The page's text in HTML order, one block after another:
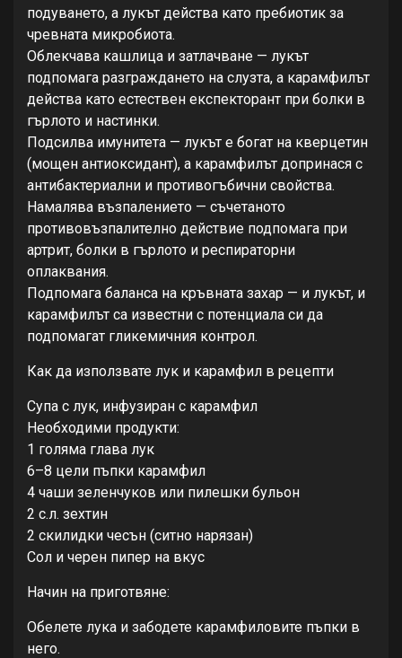
подуването, а лукът действа като пребиотик за
чревната микробиота.
Облекчава кашлица и затлачване — лукът
подпомага разграждането на слузта, а карамфилът
действа като естествен експекторант при болки в
гърлото и настинки.
Подсилва имунитета — лукът е богат на кверцетин
(мощен антиоксидант), а карамфилът допринася с
антибактериални и противогъбични свойства.
Намалява възпалението — съчетаното
противовъзпалително действие подпомага при
артрит, болки в гърлото и респираторни
оплаквания.
Подпомага баланса на кръвната захар — и лукът, и
карамфилът са известни с потенциала си да
подпомагат гликемичния контрол.
Как да използвате лук и карамфил в рецепти
Супа с лук, инфузиран с карамфил
Необходими продукти:
1 голяма глава лук
6–8 цели пъпки карамфил
4 чаши зеленчуков или пилешки бульон
2 с.л. зехтин
2 скилидки чесън (ситно нарязан)
Сол и черен пипер на вкус
Начин на приготвяне:
Обелете лука и забодете карамфиловите пъпки в
него.